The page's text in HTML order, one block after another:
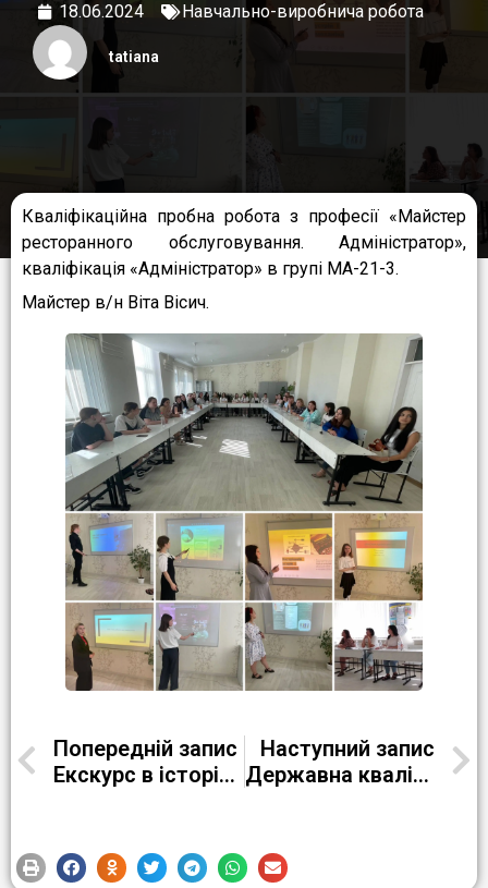
18.06.2024 Навчально-виробнича робота
tatiana
Кваліфікаційна пробна робота з професії «Майстер
ресторанного обслуговування. Адміністратор»,
кваліфікація «Адміністратор» в групі МА-21-3.
Майстер в/н Віта Вісич.
Попередній запис
Екскурс в історію виникнення Дня охорони навколишнього середовища
Наступний запис
Державна кваліфікаційна атестація в групі ПС-21-3